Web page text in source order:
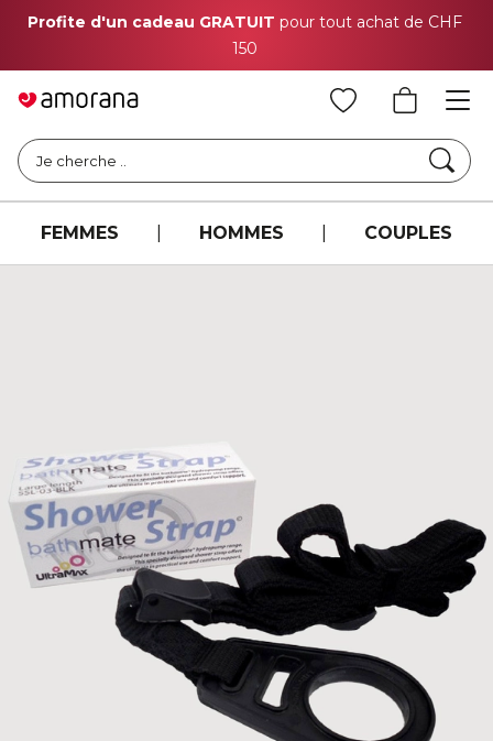
Profite d'un cadeau GRATUIT pour tout achat de CHF
150
Je cherche ..
FEMMES HOMMES COUPLES